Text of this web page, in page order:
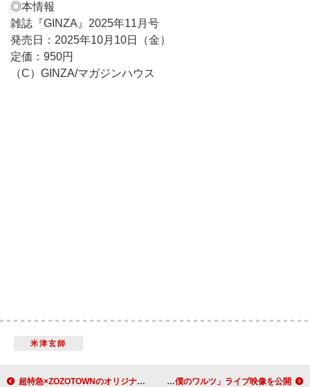
◎本情報
雑誌『GINZA』2025年11月号
発売日：2025年10月10日（金）
定価：950円
（C）GINZA/マガジンハウス
米津玄師
超特急×ZOZOTOWNのオリジナルアイテム受注販売へ King & Prince、LaLa arena TOKYO-BAY公演より「僕のワルツ」ライブ映像を公開